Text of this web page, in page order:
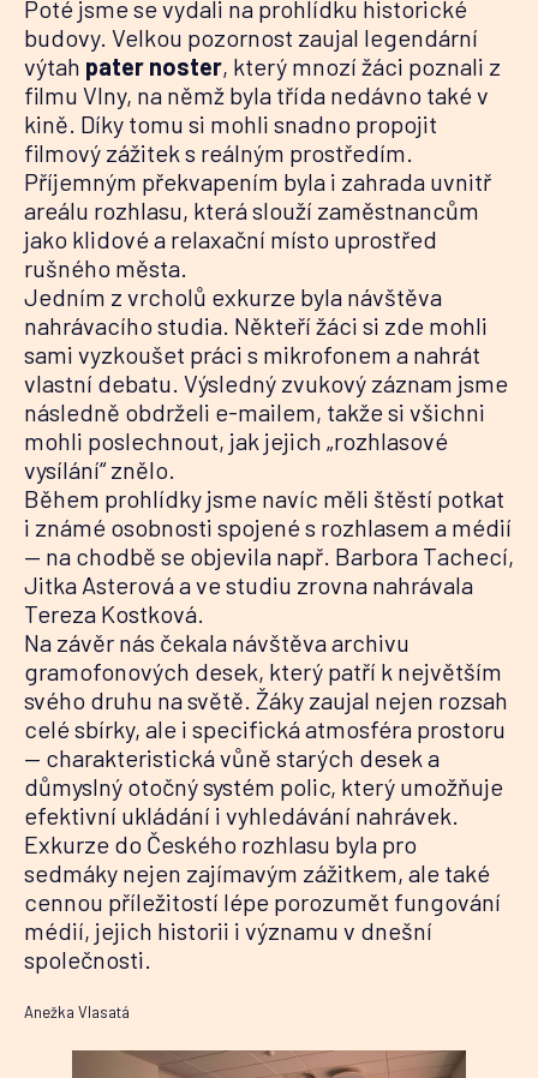
Poté jsme se vydali na prohlídku historické
budovy. Velkou pozornost zaujal legendární
výtah pater noster, který mnozí žáci poznali z
filmu Vlny, na němž byla třída nedávno také v
kině. Díky tomu si mohli snadno propojit
filmový zážitek s reálným prostředím.
Příjemným překvapením byla i zahrada uvnitř
areálu rozhlasu, která slouží zaměstnancům
jako klidové a relaxační místo uprostřed
rušného města.
Jedním z vrcholů exkurze byla návštěva
nahrávacího studia. Někteří žáci si zde mohli
sami vyzkoušet práci s mikrofonem a nahrát
vlastní debatu. Výsledný zvukový záznam jsme
následně obdrželi e-mailem, takže si všichni
mohli poslechnout, jak jejich „rozhlasové
vysílání“ znělo.
Během prohlídky jsme navíc měli štěstí potkat
i známé osobnosti spojené s rozhlasem a médií
— na chodbě se objevila např. Barbora Tachecí,
Jitka Asterová a ve studiu zrovna nahrávala
Tereza Kostková.
Na závěr nás čekala návštěva archivu
gramofonových desek, který patří k největším
svého druhu na světě. Žáky zaujal nejen rozsah
celé sbírky, ale i specifická atmosféra prostoru
— charakteristická vůně starých desek a
důmyslný otočný systém polic, který umožňuje
efektivní ukládání i vyhledávání nahrávek.
Exkurze do Českého rozhlasu byla pro
sedmáky nejen zajímavým zážitkem, ale také
cennou příležitostí lépe porozumět fungování
médií, jejich historii i významu v dnešní
společnosti.
Anežka Vlasatá